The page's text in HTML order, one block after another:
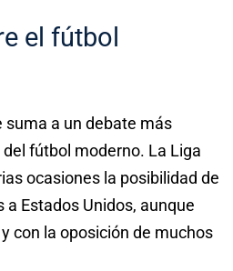
el fútbol
suma a un debate más
fútbol moderno. La Liga
ocasiones la posibilidad de
a Estados Unidos, aunque
con la oposición de muchos